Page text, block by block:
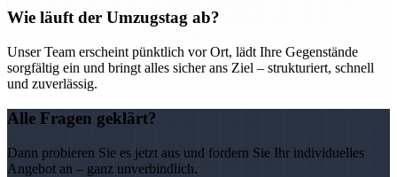
Wie läuft der Umzugstag ab?
Unser Team erscheint pünktlich vor Ort, lädt Ihre Gegenstände
sorgfältig ein und bringt alles sicher ans Ziel – strukturiert, schnell
und zuverlässig.
Alle Fragen geklärt?
Dann probieren Sie es jetzt aus und fordern Sie Ihr individuelles
Angebot an – ganz unverbindlich.